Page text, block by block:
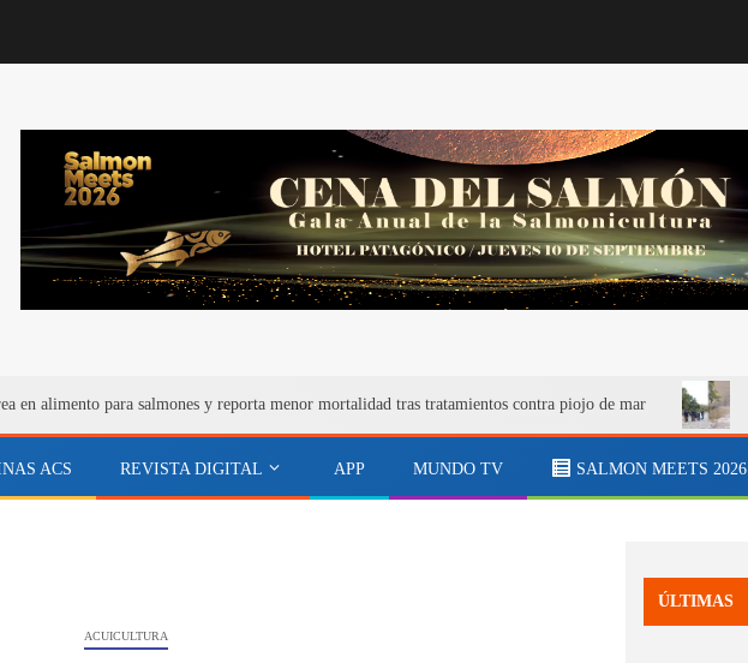
en alimento para salmones y reporta menor mortalidad tras tratamientos contra piojo de mar
ACS REVISTA DIGITAL APP MUNDO TV SALMON MEETS 2026
ACUICULTURA
ÚLTIMAS